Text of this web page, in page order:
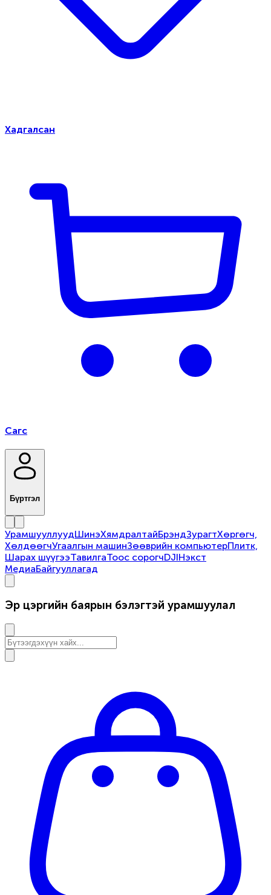
Хадгалсан
Сагс
Бүртгэл
УрамшууллуудШинэХямдралтайБрэндЗурагтХөргөгч,
ХөлдөөгчУгаалгын машинЗөөврийн компьютерПлитк,
Шарах шүүгээТавилгаТоос сорогчDJIНэкст
МедиаБайгууллагад
Эр цэргийн баярын бэлэгтэй урамшуулал